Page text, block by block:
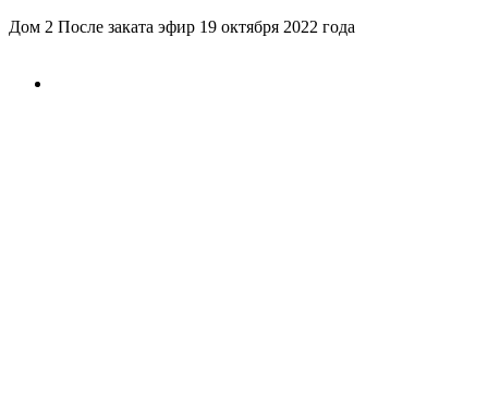
Дом 2 После заката эфир 19 октября 2022 года